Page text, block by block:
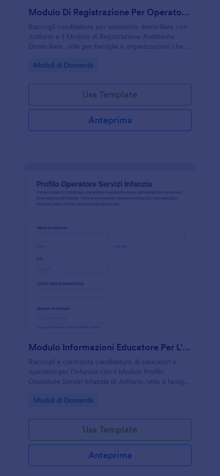
Modulo Di Registrazione Per Operatore Di Assistenza Domiciliare
Raccogli candidature per assistente domiciliare con
Jotform e il Modulo di Registrazione Assistente
Domiciliare, utile per famiglie e organizzazioni che
modulo in modo ordinato.
Go to Category:
Moduli di Domanda
Usa Template
Anteprima
Modulo Informazioni Educatore Per L’Infanzia
Raccogli e confronta candidature di educatori e
operatori per l’infanzia con il Modulo Profilo
Operatore Servizi Infanzia di Jotform, utile a famiglie
servizi in un unico modulo online.
Go to Category:
Moduli di Domanda
Usa Template
Anteprima